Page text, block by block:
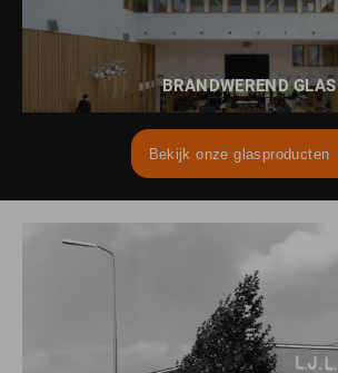
BRANDWEREND GLAS
LEES MEER OVER
VEILIGHEIDSGLAS
Bekijk onze glasproducten